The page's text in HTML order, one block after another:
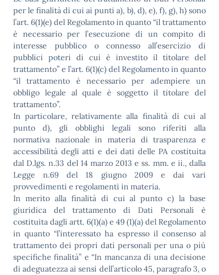
per le finalità di cui ai punti a), b), d), e), f), g), h) sono
l’art. 6(1)(e) del Regolamento in quanto “il trattamento
è necessario per l’esecuzione di un compito di
interesse pubblico o connesso all’esercizio di
pubblici poteri di cui è investito il titolare del
trattamento” e l’art. 6(1)(c) del Regolamento in quanto
“il trattamento è necessario per adempiere un
obbligo legale al quale è soggetto il titolare del
trattamento”.
In particolare, relativamente alla finalità di cui al
punto d), gli obblighi legali sono riferiti alla
normativa nazionale in materia di trasparenza e
accessibilità degli atti e dei dati delle PA costituita
dal D.lgs. n.33 del 14 marzo 2013 e ss. mm. e ii., dalla
Legge n.69 del 18 giugno 2009 e dai vari
provvedimenti e regolamenti in materia.
In merito alla finalità di cui al punto c) la base
giuridica del trattamento di Dati Personali è
costituita dagli artt. 6(1)(a) e 49 (1)(a) del Regolamento
in quanto “l’interessato ha espresso il consenso al
trattamento dei propri dati personali per una o più
specifiche finalità” e “In mancanza di una decisione
di adeguatezza ai sensi dell’articolo 45, paragrafo 3, o